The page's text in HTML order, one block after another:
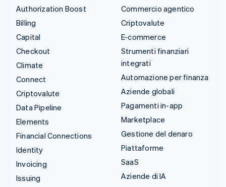
Authorization Boost
Billing
Capital
Checkout
Climate
Connect
Criptovalute
Data Pipeline
Elements
Financial Connections
Identity
Invoicing
Issuing
Commercio agentico
Criptovalute
E-commerce
Strumenti finanziari
integrati
Automazione per finanza
Aziende globali
Pagamenti in-app
Marketplace
Gestione del denaro
Piattaforme
SaaS
Aziende di IA